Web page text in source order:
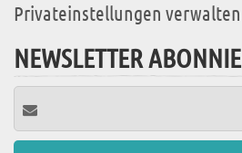
Privateinstellungen verwalten
NEWSLETTER